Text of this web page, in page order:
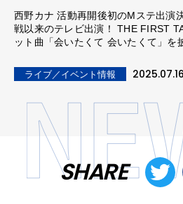
西野カナ 活動再開後初のMステ出演
戦以来のテレビ出演！ THE FIRST
ット曲「会いたくて 会いたくて」を
ライブ／イベント情報 2025.07.16
SHARE